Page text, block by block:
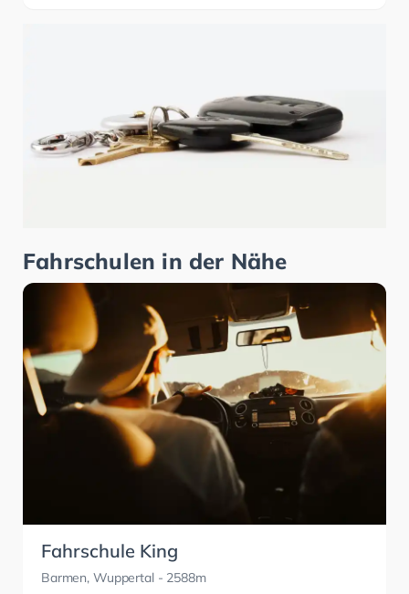
Fahrschulen in der Nähe
Fahrschule King
Barmen, Wuppertal- 2588m